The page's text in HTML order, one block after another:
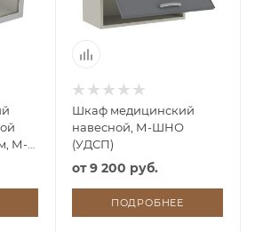
М-
Шкаф медицинский
навесной, М-ШНО
(УДСП)
от9 200 руб.
ПОДРОБНЕЕ